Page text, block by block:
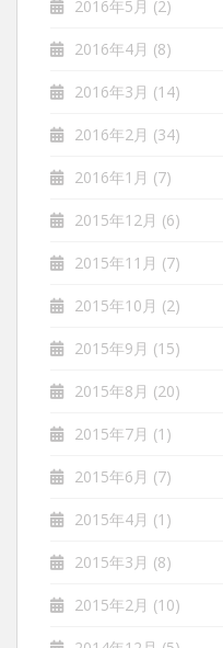
2016年5月 (2)
2016年4月 (8)
2016年3月 (14)
2016年2月 (34)
2016年1月 (7)
2015年12月 (6)
2015年11月 (7)
2015年10月 (2)
2015年9月 (15)
2015年8月 (20)
2015年7月 (1)
2015年6月 (7)
2015年4月 (1)
2015年3月 (8)
2015年2月 (10)